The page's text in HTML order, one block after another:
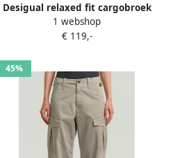
Desigual relaxed fit cargobroek
antraciet
1 webshop
€ 119,-
45%